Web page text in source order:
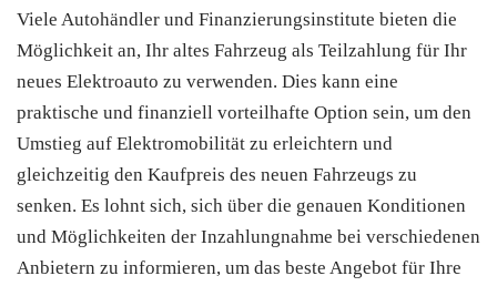
Viele Autohändler und Finanzierungsinstitute bieten die
Möglichkeit an, Ihr altes Fahrzeug als Teilzahlung für Ihr
neues Elektroauto zu verwenden. Dies kann eine
praktische und finanziell vorteilhafte Option sein, um den
Umstieg auf Elektromobilität zu erleichtern und
gleichzeitig den Kaufpreis des neuen Fahrzeugs zu
senken. Es lohnt sich, sich über die genauen Konditionen
und Möglichkeiten der Inzahlungnahme bei verschiedenen
Anbietern zu informieren, um das beste Angebot für Ihre